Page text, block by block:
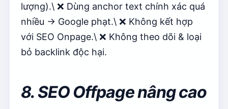
lượng).\ ❌ Dùng anchor text chính xác quá
nhiều → Google phạt.\ ❌ Không kết hợp
với SEO Onpage.\ ❌ Không theo dõi & loại
bỏ backlink độc hại.
8. SEO Offpage nâng cao